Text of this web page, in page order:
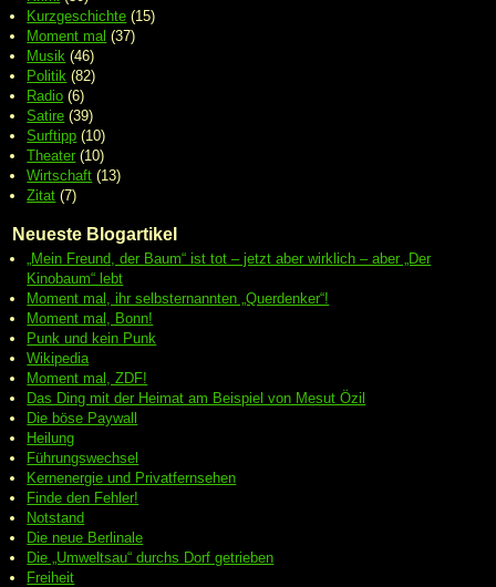
Kurzgeschichte (15)
Moment mal (37)
Musik (46)
Politik (82)
Radio (6)
Satire (39)
Surftipp (10)
Theater (10)
Wirtschaft (13)
Zitat (7)
Neueste Blogartikel
„Mein Freund, der Baum“ ist tot – jetzt aber wirklich – aber „Der
Kinobaum“ lebt
Moment mal, ihr selbsternannten „Querdenker“!
Moment mal, Bonn!
Punk und kein Punk
Wikipedia
Moment mal, ZDF!
Das Ding mit der Heimat am Beispiel von Mesut Özil
Die böse Paywall
Heilung
Führungswechsel
Kernenergie und Privatfernsehen
Finde den Fehler!
Notstand
Die neue Berlinale
Die „Umweltsau“ durchs Dorf getrieben
Freiheit